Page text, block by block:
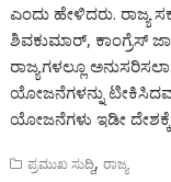
ಎಂದು ಹೇಳಿದರು. ರಾಜ್ಯ
ಶಿವಕುಮಾರ್, ಕಾಂಗ್ರೆಸ್
ರಾಜ್ಯಗಳಲ್ಲೂ
ಯೋಜನೆಗಳನ್ನು
ಯೋಜನೆಗಳು ಇಡೀ
ಪ್ರಮುಖ ಸುದ್ದಿ,ರಾಜ್ಯ